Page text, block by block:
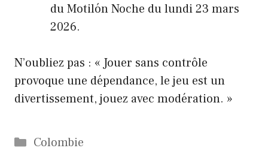
du Motilón Noche du lundi 23 mars
2026.
N’oubliez pas : « Jouer sans contrôle
provoque une dépendance, le jeu est un
divertissement, jouez avec modération. »
Catégories
Colombie